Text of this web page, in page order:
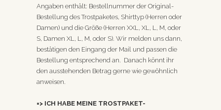
Angaben enthält: Bestellnummer der Original-
Bestellung des Trostpaketes, Shirttyp (Herren oder
Damen) und die Größe (Herren XXL, XL, L, M, oder
S, Damen XL, L, M, oder S). Wir melden uns dann,
bestätigen den Eingang der Mail und passen die
Bestellung entsprechend an. Danach könnt ihr
den ausstehenden Betrag gerne wie gewöhnlich
anweisen.
=> ICH HABE MEINE TROSTPAKET-